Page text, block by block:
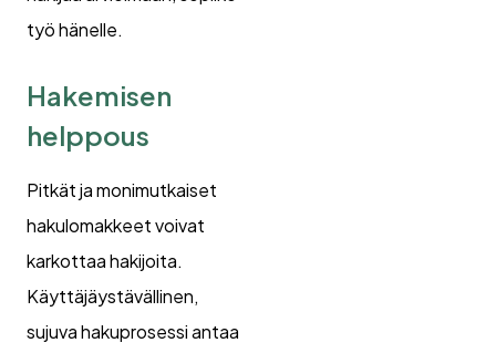
työ hänelle.
Hakemisen
helppous
Pitkät ja monimutkaiset
hakulomakkeet voivat
karkottaa hakijoita.
Käyttäjäystävällinen,
sujuva hakuprosessi antaa